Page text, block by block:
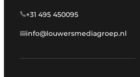
+31 495 450095
info@louwersmediagroep.nl